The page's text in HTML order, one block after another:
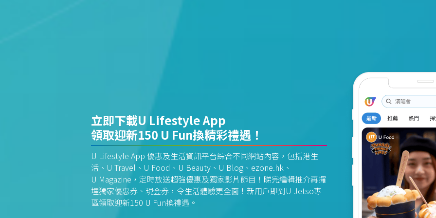
立即下載U Lifestyle App
領取迎新150 U Fun換精彩禮遇！
U Lifestyle App 優惠及生活資訊平台綜合不同網站內容，包括港生
活、U Travel、U Food、U Beauty、U Blog、ezone.hk、
U Magazine，定時放送超強優惠及獨家影片節目！睇完編輯推介再攞
埋獨家優惠券、現金券，令生活體驗更全面！新用戶即到U Jetso專
區領取迎新150 U Fun換禮遇。